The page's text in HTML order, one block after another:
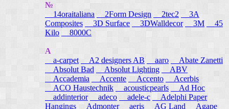
№
14oraitaliana
2Form Design 2tec2
3A
Composites
3D Surface 3DWalldecor 3M
45
Kilo
8000C
A
a-carpet
A2 designers AB aaro
Abate Zanetti
Absolut Bad
Absolut Lighting
ABV
Accademia
Accente Accento
Acerbis
ACO Haustechnik
acousticpearls
Ad Hoc
addinterior
adeco adele-c
Adelphi Paper
Hangings Admonter aeris AG Land Agape